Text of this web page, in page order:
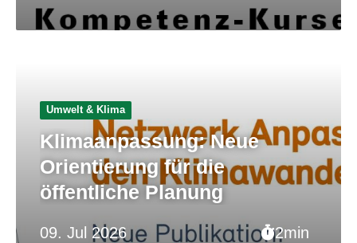
09. Jul 2026 2min
Umwelt & Klima
Klimaanpassung: Neue
Orientierung für die
öffentliche Planung